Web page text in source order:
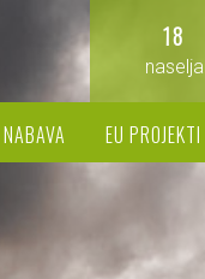
18
naselja
EU PROJEKTI